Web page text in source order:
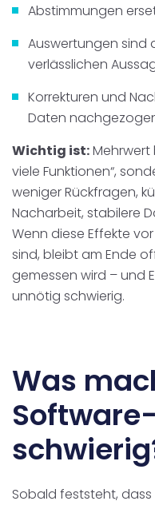
Abstimmungen
Auswertungen sind
verlässlichen
Korrekturen und
Daten
Wichtig ist:
viele Funktionen“,
weniger Rückfragen,
Nacharbeit, stabilere
Wenn diese Effekte
sind, bleibt am Ende
gemessen wird – und
unnötig schwierig.
Was
Sobald feststeht,